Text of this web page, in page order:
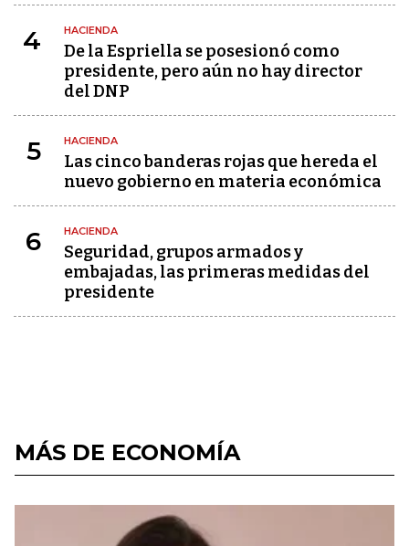
4 HACIENDA
De la Espriella se posesionó como
presidente, pero aún no hay director
del DNP
5 HACIENDA
Las cinco banderas rojas que hereda el
nuevo gobierno en materia económica
6 HACIENDA
Seguridad, grupos armados y
embajadas, las primeras medidas del
presidente
MÁS DE ECONOMÍA